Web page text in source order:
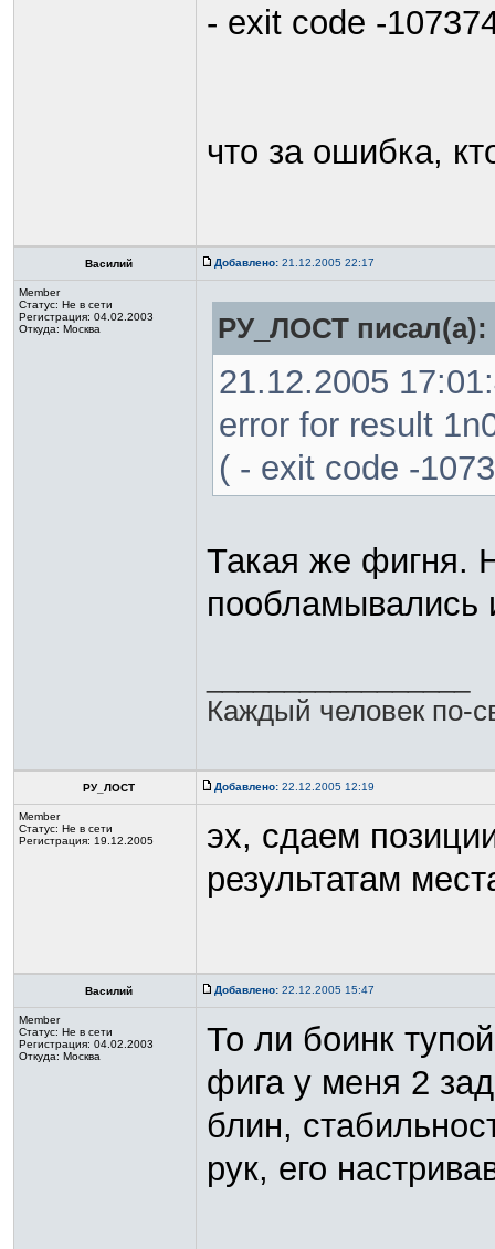
- exit code -
что за ошибка,
Василий Добавлено: 21.12.2005 22:17
Member
Статус: Не в сети
Регистрация: 04.02.2003
Откуда: Москва
РУ_ЛОСТ писал(а):
21.12.2005
error for result
( - exit code -
Такая же фигня.
пообламывались
Каждый человек по-
РУ_ЛОСТ Добавлено: 22.12.2005 12:19
Member
Статус: Не в сети
Регистрация: 19.12.2005
эх, сдаем
результатам
Василий Добавлено: 22.12.2005 15:47
Member
Статус: Не в сети
Регистрация: 04.02.2003
Откуда: Москва
То ли боинк
фига у меня 2
блин,
рук, его